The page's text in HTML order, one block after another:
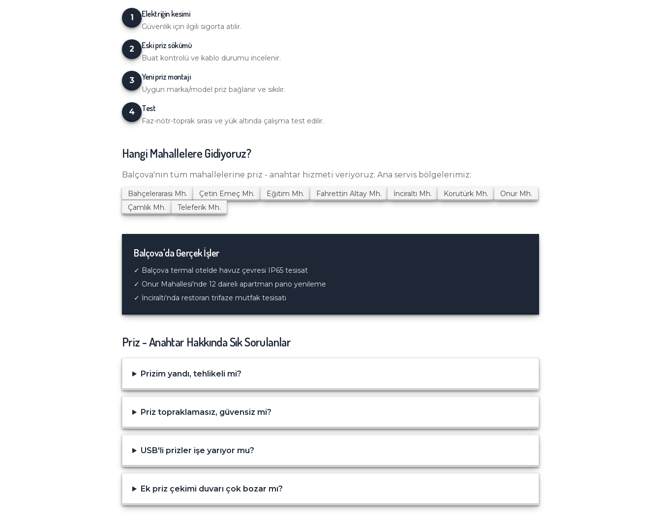
1 Elektriğin kesimi
Güvenlik için ilgili sigorta atılır.
2 Eski priz sökümü
Buat kontrolü ve kablo durumu incelenir.
3 Yeni priz montajı
Uygun marka/model priz bağlanır ve sıkılır.
4 Test
Faz-nötr-toprak sırası ve yük altında çalışma test edilir.
Hangi Mahallelere Gidiyoruz?
Balçova'nın tüm mahallelerine priz - anahtar hizmeti veriyoruz. Ana servis bölgelerimiz:
Bahçelerarası Mh. Çetin Emeç Mh. Eğitim Mh. Fahrettin Altay Mh. İnciraltı Mh. Korutürk Mh. Onur Mh.
Çamlık Mh. Teleferik Mh.
Balçova'da Gerçek İşler
✓ Balçova termal otelde havuz çevresi IP65 tesisat
✓ Onur Mahallesi'nde 12 daireli apartman pano yenileme
✓ İnciraltı'nda restoran trifaze mutfak tesisatı
Priz - Anahtar Hakkında Sık Sorulanlar
Prizim yandı, tehlikeli mi?
Priz topraklamasız, güvensiz mi?
USB'li prizler işe yarıyor mu?
Ek priz çekimi duvarı çok bozar mı?